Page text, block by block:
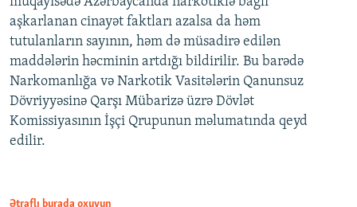
aşkarlanan cinayət faktları azalsa da həm
tutulanların sayının, həm də müsadirə edilən
maddələrin həcminin artdığı bildirilir. Bu barədə
Narkomanlığa və Narkotik Vasitələrin Qanunsuz
Dövriyyəsinə Qarşı Mübarizə üzrə Dövlət
Komissiyasının İşçi Qrupunun məlumatında qeyd
edilir.
Ətraflı burada oxuyun